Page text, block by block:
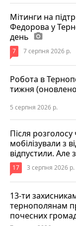
Мітинги на
Федорова у
день photo_camera
7 7 серпня 2026 р.
Робота в
тижня
5 серпня 2026 р.
Після розголосу
мобілізували з
відпустили.
17 3 серпня 2026 р.
13-ти
тернополянам
почесних